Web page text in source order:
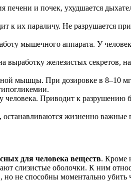
и почек, ухудшается
их параличу. Не разрушается
мышечного аппарата. У
выработку железистых секретов,
мышцы. При дозировке в 8–10 мг
Приводит к разрушению
жизненно
для человека веществ. Кроме
слизистые оболочки. К ним
не способны моментально убить